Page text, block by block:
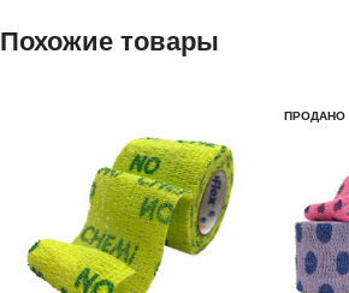
Похожие товары
ПРОДАНО